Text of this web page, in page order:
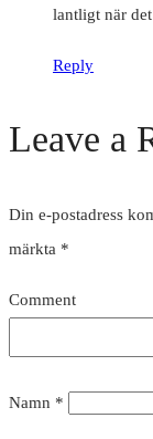
lantligt när
Reply
Leave a
Din e-postadress
märkta *
Comment
Namn *